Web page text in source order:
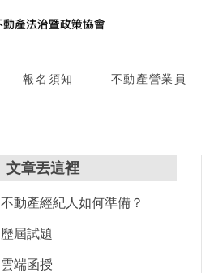
報名須知 不動產營業員
文章丟這裡
不動產經紀人如何準備？
歷屆試題
雲端函授